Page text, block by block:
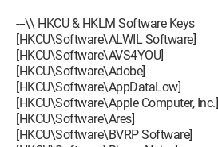
---\\ HKCU & HKLM Software Keys
[HKCU\Software\ALWIL Software]
[HKCU\Software\AVS4YOU]
[HKCU\Software\Adobe]
[HKCU\Software\AppDataLow]
[HKCU\Software\Apple Computer, Inc.]
[HKCU\Software\Ares]
[HKCU\Software\BVRP Software]